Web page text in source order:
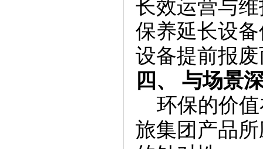
长效运营与
保养延长设
设备提前报
四、 与场景
环保的价值
旅集团产品